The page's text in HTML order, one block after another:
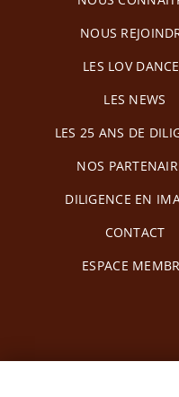
NOUS
LES LOV
LES NEWS
LES 25 ANS DE
NOS
DILIGENCE EN
CONTACT
ESPACE